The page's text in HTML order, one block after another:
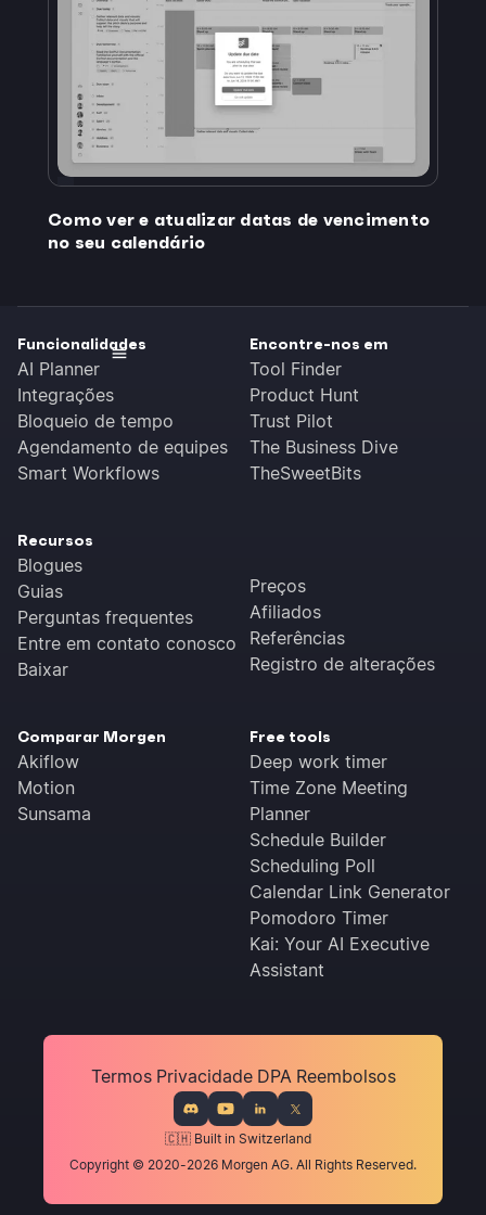
Como ver e atualizar datas de vencimento
no seu calendário
Funcionalidades
AI Planner
Integrações
Bloqueio de tempo
Agendamento de equipes
Smart Workflows
Encontre-nos em
Tool Finder
Product Hunt
Trust Pilot
The Business Dive
TheSweetBits
Recursos
Blogues
Guias
Perguntas frequentes
Entre em contato conosco
Baixar
Preços
Afiliados
Referências
Registro de alterações
Comparar Morgen
Akiflow
Motion
Sunsama
Free tools
Deep work timer
Time Zone Meeting
Planner
Schedule Builder
Scheduling Poll
Calendar Link Generator
Pomodoro Timer
Kai: Your AI Executive
Assistant
🇨🇭 Built in Switzerland
Copyright © 2020-2026 Morgen AG. All Rights Reserved.
Termos Privacidade DPA Reembolsos